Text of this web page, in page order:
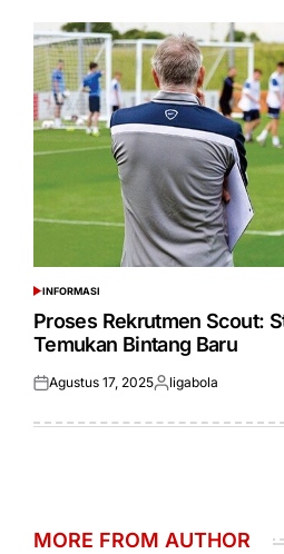
POSTED
IN
INFORMASI
Proses Rekrutmen Scout:
Temukan Bintang Baru
Posted
Agustus 17, 2025Posted
ligabola
MORE FROM AUTHOR